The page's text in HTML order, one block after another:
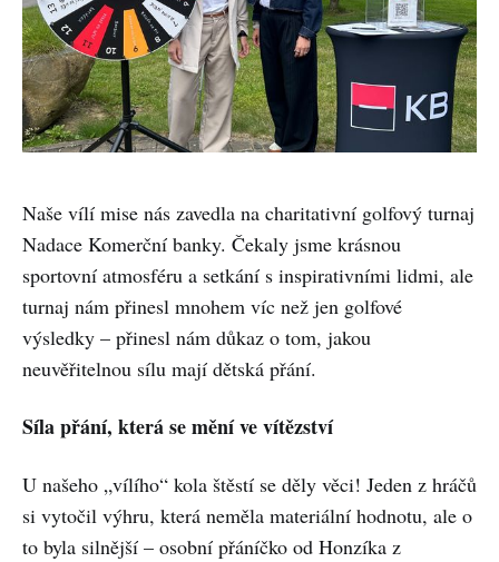
Naše vílí mise nás zavedla na charitativní golfový turnaj
Nadace Komerční banky. Čekaly jsme krásnou
sportovní atmosféru a setkání s inspirativními lidmi, ale
turnaj nám přinesl mnohem víc než jen golfové
výsledky – přinesl nám důkaz o tom, jakou
neuvěřitelnou sílu mají dětská přání.
Síla přání, která se mění ve vítězství
U našeho „vílího“ kola štěstí se děly věci! Jeden z hráčů
si vytočil výhru, která neměla materiální hodnotu, ale o
to byla silnější – osobní přáníčko od Honzíka z